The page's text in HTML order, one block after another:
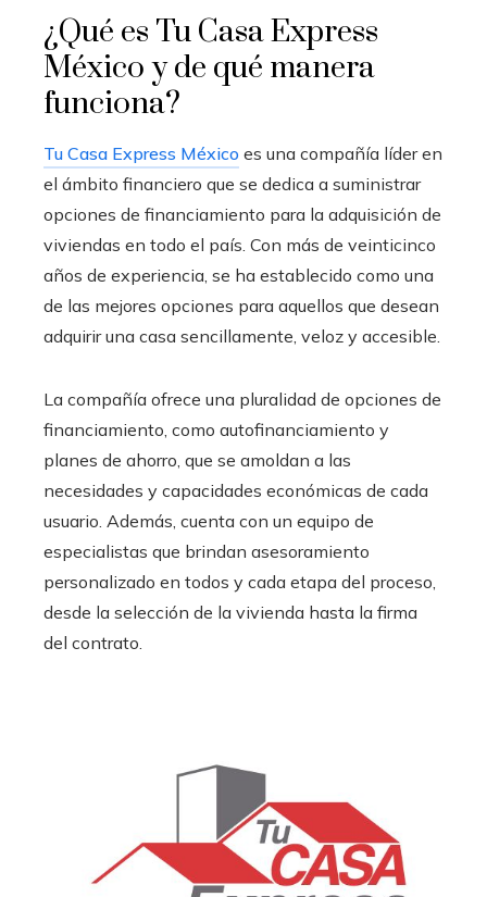
¿Qué es Tu Casa Express
México y de qué manera
funciona?
Tu Casa Express México es una compañía líder en
el ámbito financiero que se dedica a suministrar
opciones de financiamiento para la adquisición de
viviendas en todo el país. Con más de veinticinco
años de experiencia, se ha establecido como una
de las mejores opciones para aquellos que desean
adquirir una casa sencillamente, veloz y accesible.
La compañía ofrece una pluralidad de opciones de
financiamiento, como autofinanciamiento y
planes de ahorro, que se amoldan a las
necesidades y capacidades económicas de cada
usuario. Además, cuenta con un equipo de
especialistas que brindan asesoramiento
personalizado en todos y cada etapa del proceso,
desde la selección de la vivienda hasta la firma
del contrato.